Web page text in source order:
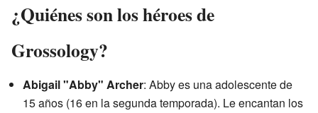
¿Quiénes son los héroes de
Grossology?
Abigail "Abby" Archer: Abby es una adolescente de
15 años (16 en la segunda temporada). Le encantan los